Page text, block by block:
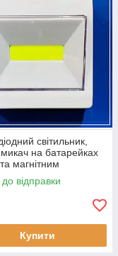
світильник,
на батарейках
магнітним
відправки
Купити